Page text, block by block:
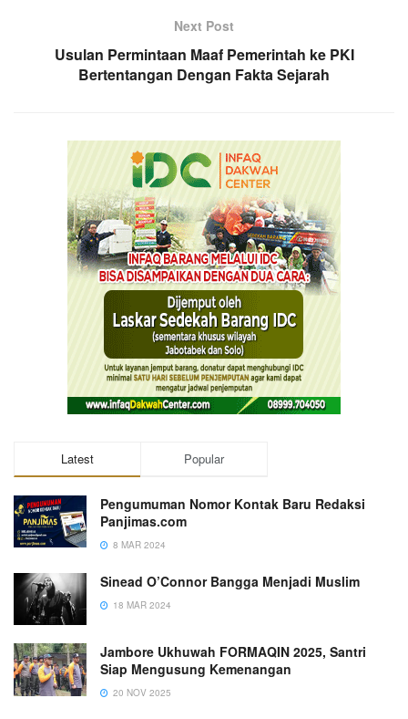
Next Post
Usulan Permintaan Maaf Pemerintah ke PKI
Bertentangan Dengan Fakta Sejarah
Latest Popular
Pengumuman Nomor Kontak Baru Redaksi
Panjimas.com
8 MAR 2024
Sinead O’Connor Bangga Menjadi Muslim
18 MAR 2024
Jambore Ukhuwah FORMAQIN 2025, Santri
Siap Mengusung Kemenangan
20 NOV 2025